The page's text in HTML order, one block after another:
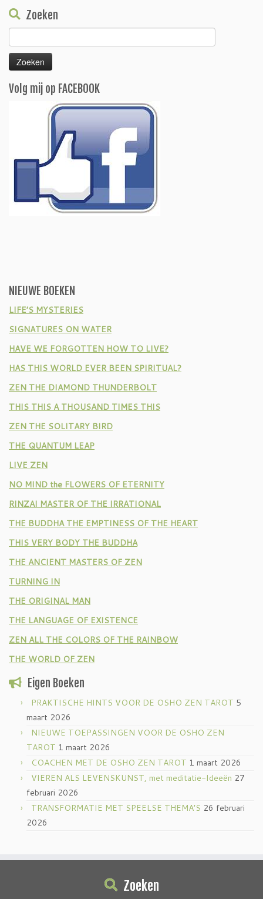
Zoeken
naar:
Volg mij op FACEBOOK
NIEUWE BOEKEN
LIFE’S MYSTERIES
SIGNATURES ON WATER
HAVE WE FORGOTTEN HOW TO LIVE?
HAS THIS WORLD EVER BEEN SPIRITUAL?
ZEN THE DIAMOND THUNDERBOLT
THIS THIS A THOUSAND TIMES THIS
ZEN THE SOLITARY BIRD
THE QUANTUM LEAP
LIVE ZEN
NO MIND the FLOWERS OF ETERNITY
RINZAI MASTER OF THE IRRATIONAL
THE BUDDHA THE EMPTINESS OF THE HEART
THIS VERY BODY THE BUDDHA
THE ANCIENT MASTERS OF ZEN
TURNING IN
THE ORIGINAL MAN
THE LANGUAGE OF EXISTENCE
ZEN ALL THE COLORS OF THE RAINBOW
THE WORLD OF ZEN
Eigen Boeken
PRAKTISCHE HINTS VOOR DE OSHO ZEN TAROT 5
maart 2026
NIEUWE TOEPASSINGEN VOOR DE OSHO ZEN
TAROT 1 maart 2026
COACHEN MET DE OSHO ZEN TAROT 1 maart 2026
VIEREN ALS LEVENSKUNST, met meditatie-Ideeën 27
februari 2026
TRANSFORMATIE MET SPEELSE THEMA’S 26 februari
2026
Zoeken